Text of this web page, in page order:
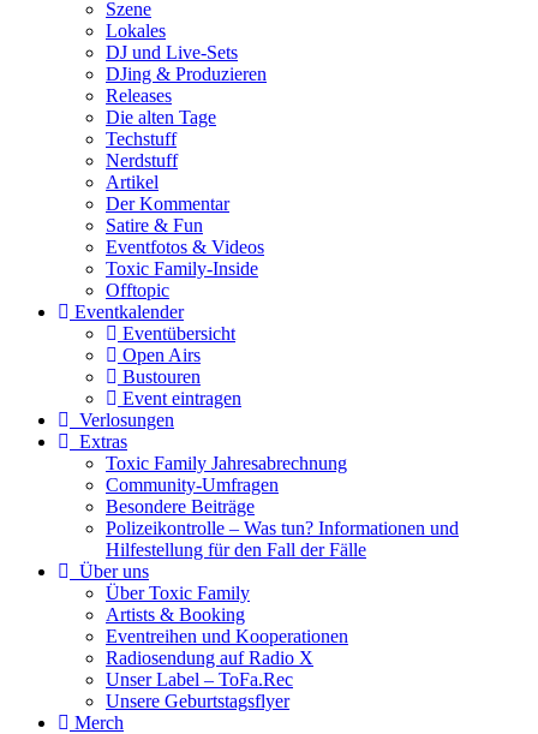
Szene
Lokales
DJ und Live-Sets
DJing & Produzieren
Releases
Die alten Tage
Techstuff
Nerdstuff
Artikel
Der Kommentar
Satire & Fun
Eventfotos & Videos
Toxic Family-Inside
Offtopic
Eventkalender
Eventübersicht
Open Airs
Bustouren
Event eintragen
Verlosungen
Extras
Toxic Family Jahresabrechnung
Community-Umfragen
Besondere Beiträge
Polizeikontrolle – Was tun? Informationen und
Hilfestellung für den Fall der Fälle
Über uns
Über Toxic Family
Artists & Booking
Eventreihen und Kooperationen
Radiosendung auf Radio X
Unser Label – ToFa.Rec
Unsere Geburtstagsflyer
Merch